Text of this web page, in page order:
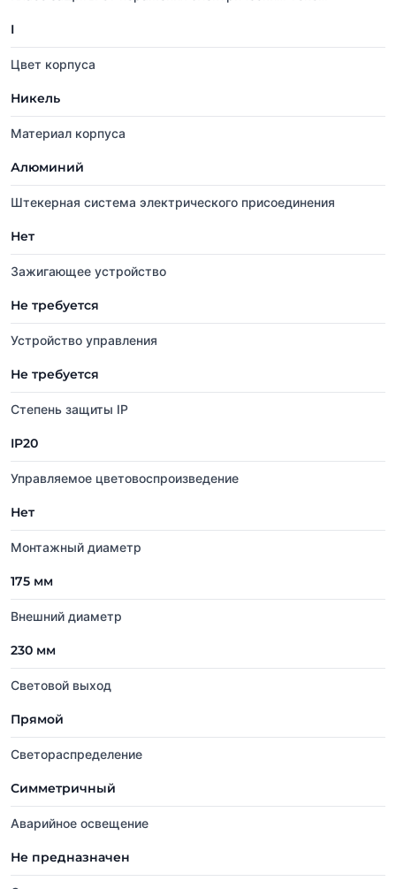
I
Цвет корпуса
Никель
Материал корпуса
Алюминий
Штекерная система электрического присоединения
Нет
Зажигающее устройство
Не требуется
Устройство управления
Не требуется
Степень защиты IP
IP20
Управляемое цветовоспроизведение
Нет
Монтажный диаметр
175 мм
Внешний диаметр
230 мм
Световой выход
Прямой
Светораспределение
Симметричный
Аварийное освещение
Не предназначен